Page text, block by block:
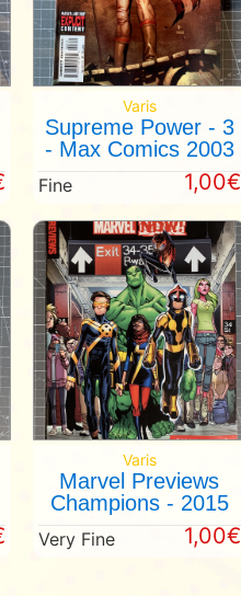
Varis
Supreme Power - 3
- Max Comics 2003
Fine 1,00€
Varis
Marvel Previews
Champions - 2015
Very Fine 1,00€